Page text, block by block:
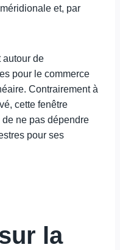
et, par
autour de
pour le commerce
Contrairement à
cette fenêtre
ne pas dépendre
pour ses
la